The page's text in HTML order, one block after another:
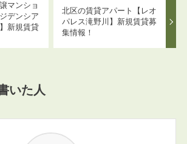
マンショ
デンシア
新規賃貸
北区の賃貸アパート【レオ
パレス滝野川】新規賃貸募
集情報！
いた人